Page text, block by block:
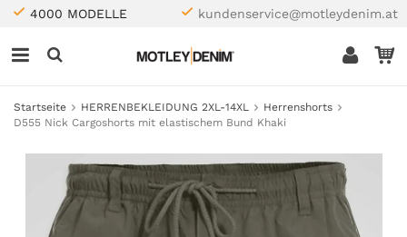
4000 MODELLE kundenservice@motleydenim.at
Startseite HERRENBEKLEIDUNG 2XL-14XL
Herrenshorts
D555 Nick Cargoshorts mit elastischem Bund Khaki